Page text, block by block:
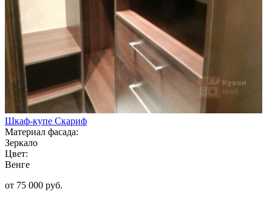
Шкаф-купе Скариф
Материал фасада:
Зеркало
Цвет:
Венге
от 75 000 руб.